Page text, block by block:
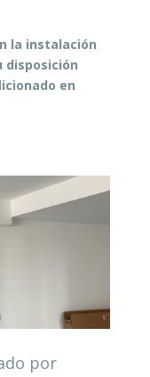
la instalación
disposición
en
por